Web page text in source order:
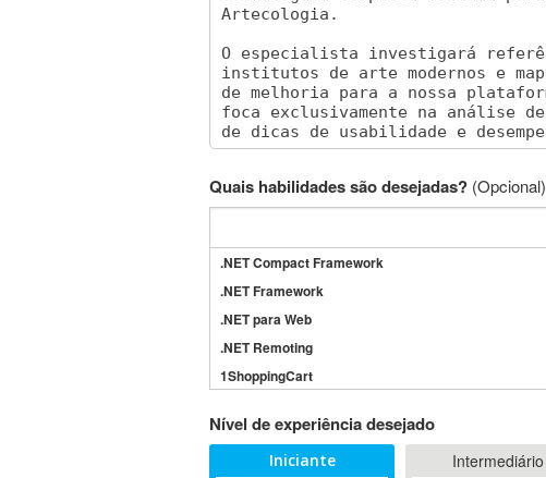
Quais habilidades são desejadas? (Opcional)
.NET Compact Framework
.NET Framework
.NET para Web
.NET Remoting
1ShoppingCart
3GSM
4D Dimension
Nível de experiência desejado
Iniciante
Intermediário